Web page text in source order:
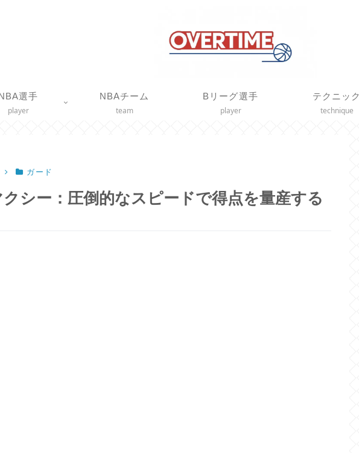
選手
player
NBAチーム
team
Bリーグ選手
player
テクニック
technique
ガード
シー：圧倒的なスピードで得点を量産する